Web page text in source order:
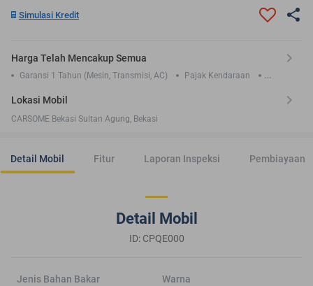
Simulasi Kredit
Harga Telah Mencakup Semua
Garansi 1 Tahun (Mesin, Transmisi, AC)
Pajak Kendaraan
Lokasi Mobil
CARSOME Bekasi Sultan Agung, Bekasi
Detail Mobil Fitur Laporan Inspeksi Pembiayaan
Detail Mobil
ID: CPQE000
Jenis Bahan Bakar
Warna